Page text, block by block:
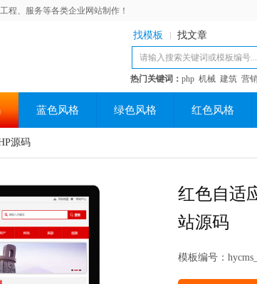
程、服务等各类企业网站制作！
找模板 找文章
热门关键词： php 机械 建筑 营
蓝色风格 绿色风格 红色风格
源码
红色自适
站源码
模板编号：